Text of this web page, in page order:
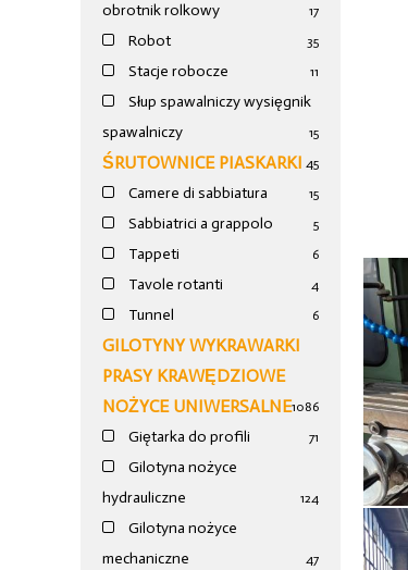
obrotnik rolkowy
17
Robot 35
Stacje robocze 11
Słup spawalniczy wysięgnik
spawalniczy
15
ŚRUTOWNICE PIASKARKI 45
Camere di sabbiatura 15
Sabbiatrici a grappolo 5
Tappeti 6
Tavole rotanti 4
Tunnel 6
GILOTYNY WYKRAWARKI
PRASY KRAWĘDZIOWE
NOŻYCE UNIWERSALNE1086
Giętarka do profili 71
Gilotyna nożyce
hydrauliczne
124
Gilotyna nożyce
mechaniczne
47